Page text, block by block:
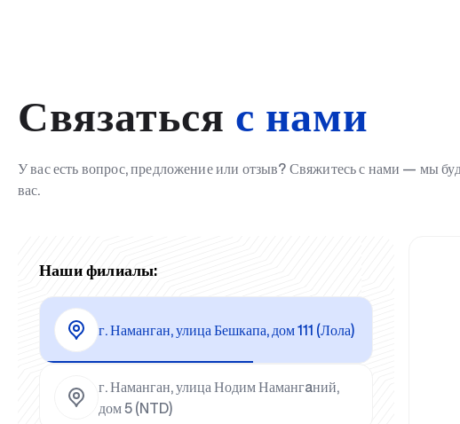
Связаться с нами
У вас есть вопрос, предложение или отзыв? Свяжитесь с нами — мы
вас.
Наши филиалы:
г. Наманган, улица Бешкапа, дом 111 (Лола)
г. Наманган, улица Нодим Намангaний,
дом 5 (NTD)